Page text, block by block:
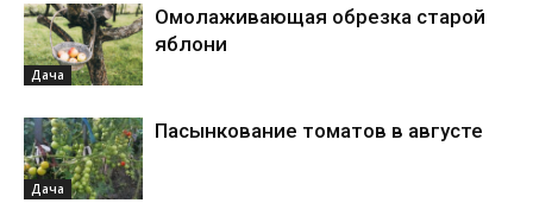
Дача
Омолаживающая обрезка старой
яблони
Дача
Пасынкование томатов в августе